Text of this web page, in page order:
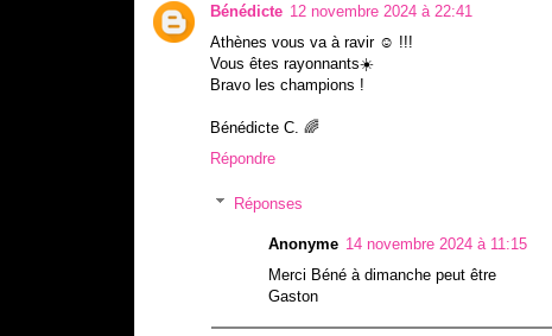
Bénédicte 12 novembre 2024 à 22:41
Athènes vous va à ravir ☺️ !!!
Vous êtes rayonnants☀️
Bravo les champions !
Bénédicte C. 🌈
Répondre
Réponses
Anonyme 14 novembre 2024 à 11:15
Merci Béné à dimanche peut être
Gaston